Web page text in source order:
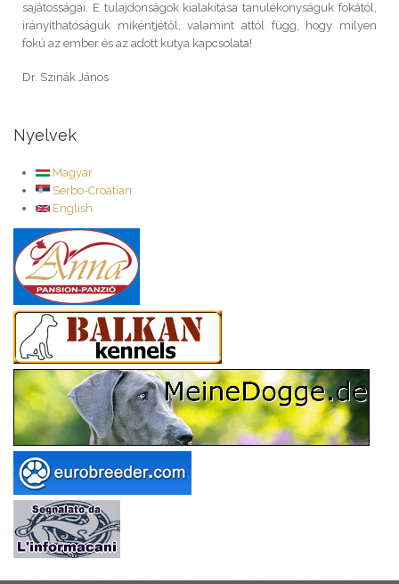
sajátosságai. E tulajdonságok kialakítása tanulékonyságuk fokától,
irányíthatóságuk mikéntjétől, valamint attól függ, hogy milyen
fokú az ember és az adott kutya kapcsolata!
Dr. Szinák János
Nyelvek
Magyar
Serbo-Croatian
English